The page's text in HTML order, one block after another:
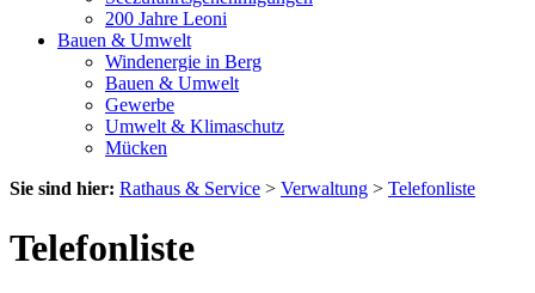
200 Jahre Leoni
Bauen & Umwelt
Windenergie in Berg
Bauen & Umwelt
Gewerbe
Umwelt & Klimaschutz
Mücken
Sie sind hier: Rathaus & Service > Verwaltung > Telefonliste
Telefonliste